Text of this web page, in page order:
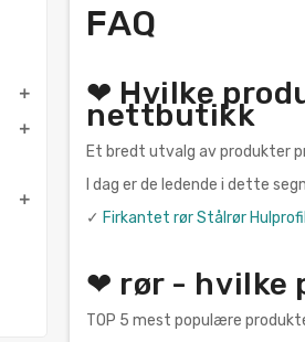
FAQ
❤ Hvilke
nettbutikk
Et bredt utvalg av produkter
I dag er de ledende i dette
✓ Firkantet rør Stålrør
❤ rør - hvilke
TOP 5 mest populære